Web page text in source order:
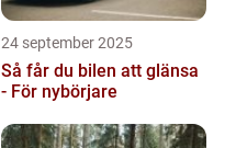
24 september 2025
Så får du bilen att glänsa
- För nybörjare